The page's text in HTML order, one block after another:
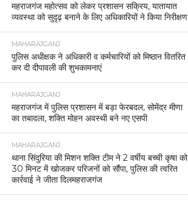
महराजगंज महोत्सव को लेकर प्रशासन सक्रिय, यातायात
व्यवस्था को सुदृढ़ बनाने के लिए अधिकारियों ने किया निरीक्षण
MAHARAJGANJ
पुलिस अधीक्षक ने अधिकारी व कर्मचारियों को मिष्ठान वितरित
कर दी दीपावली की शुभकामनाएं
MAHARAJGANJ
महराजगंज में पुलिस प्रशासन में बड़ा फेरबदल, सोमेंद्र मीणा
का तबादला, शक्ति मोहन अवस्थी बने नए एसपी
MAHARAJGANJ
थाना सिंदुरिया की मिशन शक्ति टीम ने 2 वर्षीय बच्ची कृषा को
30 मिनट में खोजकर परिजनों को सौंपा, पुलिस की त्वरित
कार्रवाई ने जीता दिलमहराजगंज